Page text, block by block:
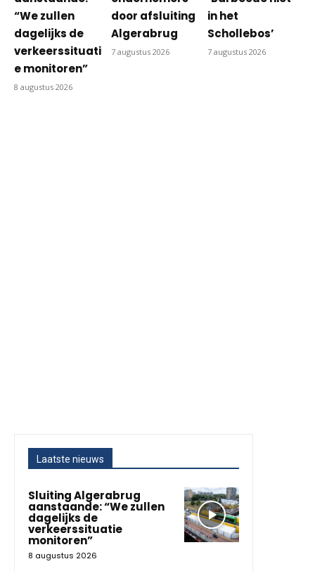
“We zullen
dagelijks de
verkeerssituati
e monitoren”
8 augustus 2026
door afsluiting
Algerabrug
7 augustus 2026
in het
Schollebos’
7 augustus 2026
Laatste nieuws
Sluiting Algerabrug
aanstaande: “We zullen
dagelijks de
verkeerssituatie
monitoren”
8 augustus 2026